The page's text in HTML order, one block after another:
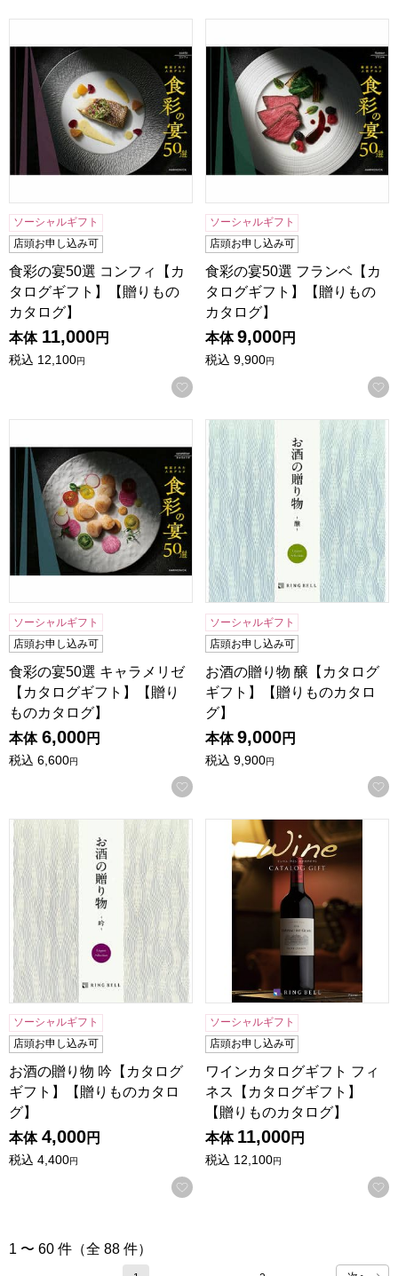
ソーシャルギフト
店頭お申し込み可
食彩の宴50選 コンフィ【カ
タログギフト】【贈りもの
カタログ】
本体 11,000円
税込 12,100円
お気に入りに登録する
ソーシャルギフト
店頭お申し込み可
食彩の宴50選 フランベ【カ
タログギフト】【贈りもの
カタログ】
本体 9,000円
税込 9,900円
食彩の宴50選 キャラメリゼ【カタログギフト】【贈りもの
ソーシャルギフト
店頭お申し込み可
食彩の宴50選 キャラメリゼ
【カタログギフト】【贈り
ものカタログ】
本体 6,000円
税込 6,600円
お気に入りに登録する
お酒の贈り物 醸【カタログ
ソーシャルギフト
店頭お申し込み可
お酒の贈り物 醸【カタログ
ギフト】【贈りものカタロ
グ】
本体 9,000円
税込 9,900円
お酒の贈り物 吟【カタログギフト】【贈りものカタログ】
ソーシャルギフト
店頭お申し込み可
お酒の贈り物 吟【カタログ
ギフト】【贈りものカタロ
グ】
本体 4,000円
税込 4,400円
お気に入りに登録する
ワインカタログギフト フィ
ソーシャルギフト
店頭お申し込み可
ワインカタログギフト フィ
ネス【カタログギフト】
【贈りものカタログ】
本体 11,000円
税込 12,100円
1 〜 60 件（全 88 件）